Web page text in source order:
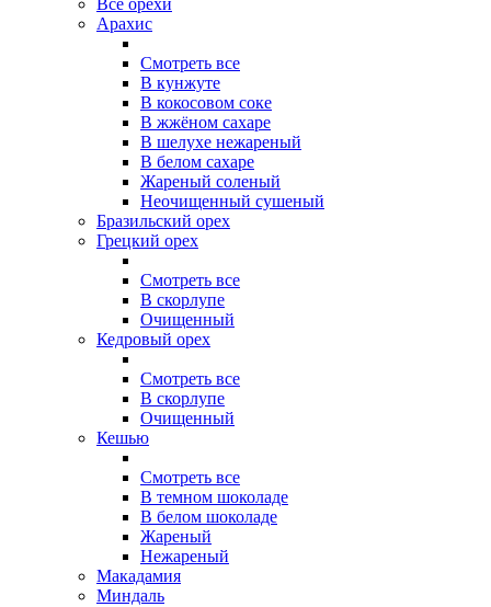
Все орехи
Арахис
Смотреть все
В кунжуте
В кокосовом соке
В жжёном сахаре
В шелухе нежареный
В белом сахаре
Жареный соленый
Неочищенный сушеный
Бразильский орех
Грецкий орех
Смотреть все
В скорлупе
Очищенный
Кедровый орех
Смотреть все
В скорлупе
Очищенный
Кешью
Смотреть все
В темном шоколаде
В белом шоколаде
Жареный
Нежареный
Макадамия
Миндаль